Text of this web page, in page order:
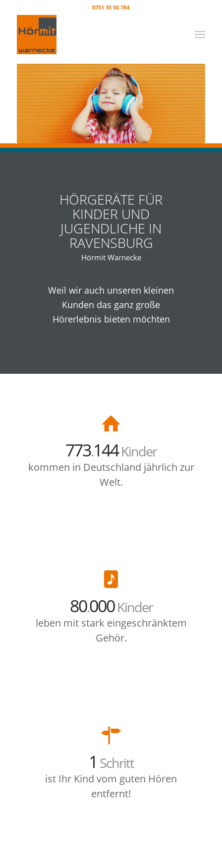
0751 35 50 784
HÖRGERÄTE FÜR
KINDER UND
JUGENDLICHE IN
RAVENSBURG
Hörmit Warnecke
Weil wir auch unseren kleinen
Kunden das ganz große
Hörerlebnis bieten möchten
773.144Kinder
kommen in Deutschland jährlich zur
Welt.
80.000Kinder
leben mit stark eingeschränktem
Gehör.
1 Schritt
ist Ihr Kind vom guten Hören
entfernt!